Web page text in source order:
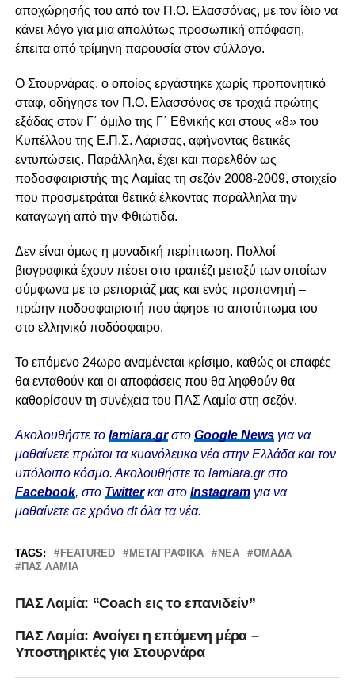
αποχώρησής του από τον Π.Ο. Ελασσόνας, με τον ίδιο να
κάνει λόγο για μια απολύτως προσωπική απόφαση,
έπειτα από τρίμηνη παρουσία στον σύλλογο.
Ο Στουρνάρας, ο οποίος εργάστηκε χωρίς προπονητικό
σταφ, οδήγησε τον Π.Ο. Ελασσόνας σε τροχιά πρώτης
εξάδας στον Γ΄ όμιλο της Γ΄ Εθνικής και στους «8» του
Κυπέλλου της Ε.Π.Σ. Λάρισας, αφήνοντας θετικές
εντυπώσεις. Παράλληλα, έχει και παρελθόν ως
ποδοσφαιριστής της Λαμίας τη σεζόν 2008-2009, στοιχείο
που προσμετράται θετικά έλκοντας παράλληλα την
καταγωγή από την Φθιώτιδα.
Δεν είναι όμως η μοναδική περίπτωση. Πολλοί
βιογραφικά έχουν πέσει στο τραπέζι μεταξύ των οποίων
σύμφωνα με το ρεπορτάζ μας και ενός προπονητή –
πρώην ποδοσφαιριστή που άφησε το αποτύπωμα του
στο ελληνικό ποδόσφαιρο.
Το επόμενο 24ωρο αναμένεται κρίσιμο, καθώς οι επαφές
θα ενταθούν και οι αποφάσεις που θα ληφθούν θα
καθορίσουν τη συνέχεια του ΠΑΣ Λαμία στη σεζόν.
Ακολουθήστε το lamiara.grστο Google Newsγια να
μαθαίνετε πρώτοι τα κυανόλευκα νέα στην Ελλάδα και τον
υπόλοιπο κόσμο. Ακολουθήστε το lamiara.gr στο
Facebook, στο Twitterκαι στο Instagram για να
μαθαίνετε σε χρόνο dt όλα τα νέα.
TAGS: FEATURED ΜΕΤΑΓΡΑΦΙΚΆ ΝΈΑ
ΟΜΆΔΑ
ΠΑΣ ΛΑΜΙΑ
ΠΑΣ Λαμία: “Coach εις το επανιδείν”
ΠΑΣ Λαμία: Ανοίγει η επόμενη μέρα –
Υποστηρικτές για Στουρνάρα